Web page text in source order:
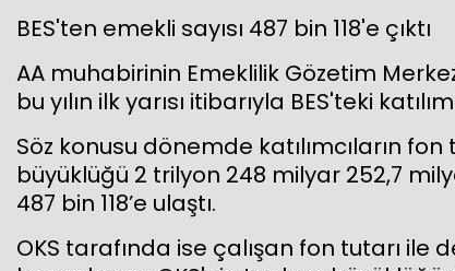
BES'ten emekli sayısı 487 bin 118'e çıktı
AA muhabirinin Emeklilik Gözetim
bu yılın ilk yarısı itibarıyla BES'teki
Söz konusu dönemde katılımcıların
büyüklüğü 2 trilyon 248 milyar 252,7
487 bin 118’e ulaştı.
OKS tarafında ise çalışan fon tutarı ile